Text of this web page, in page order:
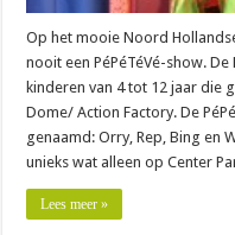
Op het mooie Noord
nooit een PéPéTéVé-show.
kinderen van 4 tot 12 jaar die
Dome/ Action Factory. De
genaamd: Orry, Rep, Bing en
unieks wat alleen op Center
Lees meer »